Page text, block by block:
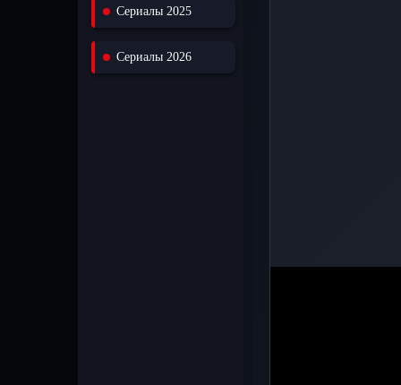
Сериалы 2025
Сериалы 2026